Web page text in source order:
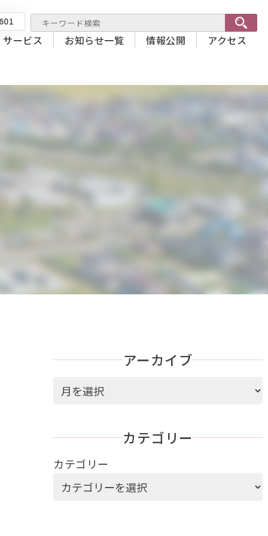
サービス お知らせ一覧 情報公開 アクセス
アーカイブ
ア
イ
ブ
カテゴリー
カテゴリー